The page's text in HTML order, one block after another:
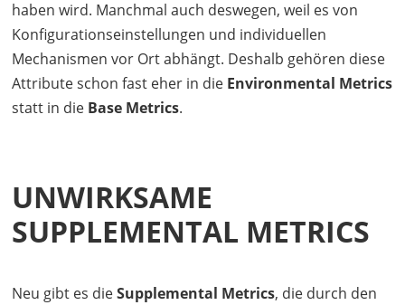
haben wird. Manchmal auch deswegen, weil es von
Konfigurationseinstellungen und individuellen
Mechanismen vor Ort abhängt. Deshalb gehören diese
Attribute schon fast eher in die Environmental Metrics
statt in die Base Metrics.
UNWIRKSAME
SUPPLEMENTAL METRICS
Neu gibt es dieSupplemental Metrics, die durch den